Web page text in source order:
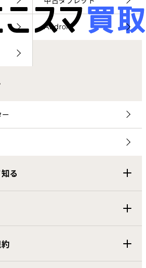
Android
る